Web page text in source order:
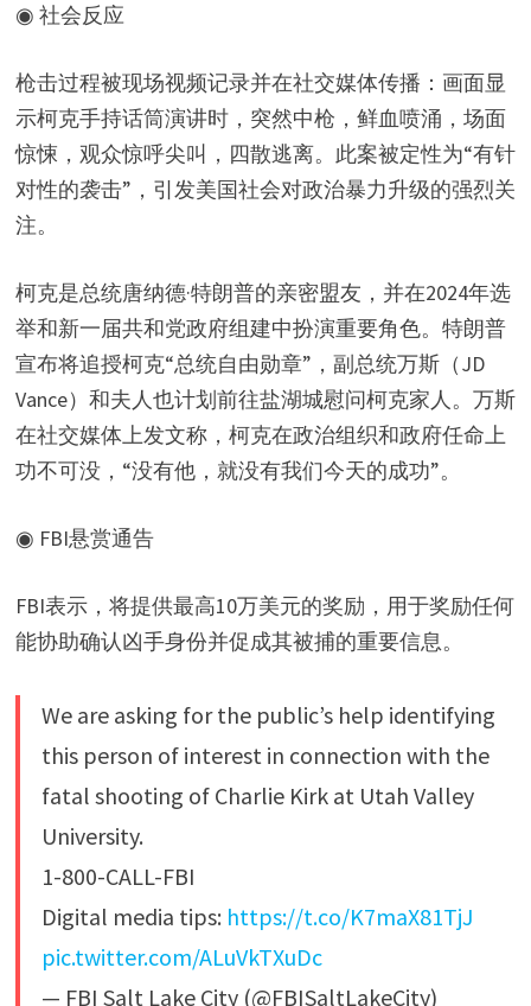
◉ 社会反应
枪击过程被现场视频记录并在社交媒体传播：画面显
示柯克手持话筒演讲时，突然中枪，鲜血喷涌，场面
惊悚，观众惊呼尖叫，四散逃离。此案被定性为“有针
对性的袭击”，引发美国社会对政治暴力升级的强烈关
注。
柯克是总统唐纳德·特朗普的亲密盟友，并在2024年选
举和新一届共和党政府组建中扮演重要角色。特朗普
宣布将追授柯克“总统自由勋章”，副总统万斯（JD
Vance）和夫人也计划前往盐湖城慰问柯克家人。万斯
在社交媒体上发文称，柯克在政治组织和政府任命上
功不可没，“没有他，就没有我们今天的成功”。
◉ FBI悬赏通告
FBI表示，将提供最高10万美元的奖励，用于奖励任何
能协助确认凶手身份并促成其被捕的重要信息。
We are asking for the public’s help identifying
this person of interest in connection with the
fatal shooting of Charlie Kirk at Utah Valley
University.
1-800-CALL-FBI
Digital media tips: https://t.co/K7maX81TjJ
pic.twitter.com/ALuVkTXuDc
— FBI Salt Lake City (@FBISaltLakeCity)